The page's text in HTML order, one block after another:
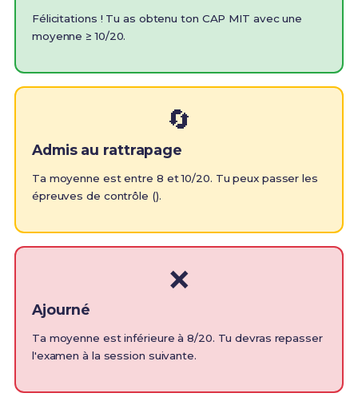
Félicitations ! Tu as obtenu ton CAP MIT avec une
moyenne ≥ 10/20.
🔄
Admis au rattrapage
Ta moyenne est entre 8 et 10/20. Tu peux passer les
épreuves de contrôle ().
❌
Ajourné
Ta moyenne est inférieure à 8/20. Tu devras repasser
l'examen à la session suivante.